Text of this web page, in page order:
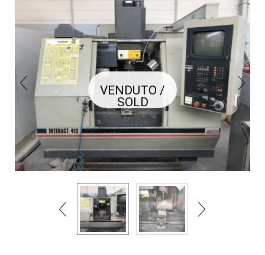
VENDUTO /
SOLD